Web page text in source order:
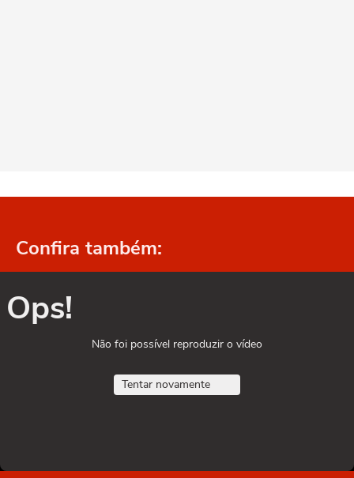
Confira também:
Ops!
Não foi possível reproduzir o vídeo
Tentar novamente